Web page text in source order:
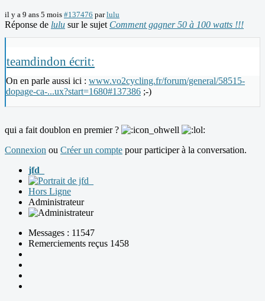
il y a 9 ans 5 mois #137476 parlulu
Réponse de lulu sur le sujet Comment gagner 50 à 100 watts !!!
teamdindon écrit:
On en parle aussi ici : www.vo2cycling.fr/forum/general/58515-
dopage-ca-...ux?start=1680#137386 ;-)
qui a fait doublon en premier ?
Connexion ou Créer un compte pour participer à la conversation.
jfd_
Hors Ligne
Administrateur
Messages : 11547
Remerciements reçus 1458